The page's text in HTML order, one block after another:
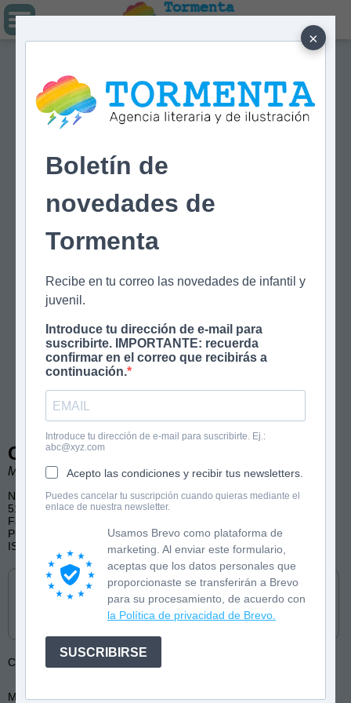
×
Boletín de
novedades de
Tormenta
Recibe en tu correo las novedades de infantil y
juvenil.
Introduce tu dirección de e-mail para
suscribirte. IMPORTANTE: recuerda
confirmar en el correo que recibirás a
continuación.
Introduce tu dirección de e-mail para suscribirte. Ej.:
abc@xyz.com
Acepto las condiciones y recibir tus newsletters.
Puedes cancelar tu suscripción cuando quieras mediante el
enlace de nuestra newsletter.
Usamos Brevo como plataforma de
marketing. Al enviar este formulario,
aceptas que los datos personales que
proporcionaste se transferirán a Brevo
para su procesamiento, de acuerdo con
la Política de privacidad de Brevo.
SUSCRIBIRSE
Tormenta
Colapso
Manu Carbajo
New Adult
512 páginas
Fantasía, Ciencia ficción, Amistad, Misterio, Acción
Publicado por Umbriel
ISBN: 9788419030658
Cómpralo en
Colección:
Más de: Manu Carbajo